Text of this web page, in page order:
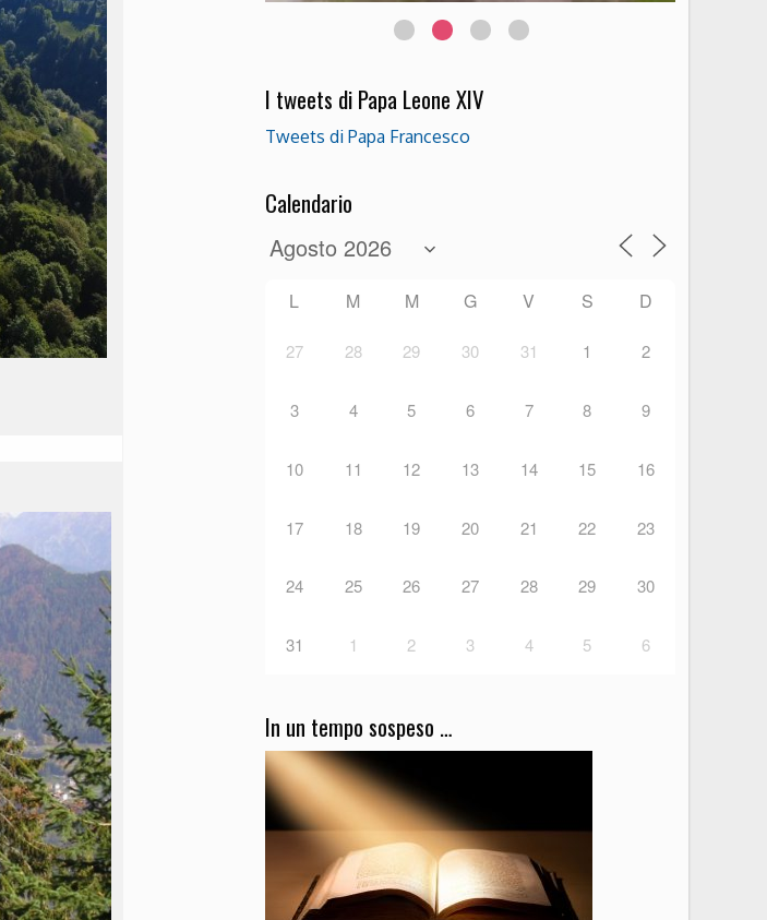
I tweets di Papa Leone XIV
Tweets di Papa Francesco
Calendario
L M M G V S D
27 28 29 30 31 1 2
3 4 5 6 7 8 9
10 11 12 13 14 15 16
17 18 19 20 21 22 23
24 25 26 27 28 29 30
31 1 2 3 4 5 6
In un tempo sospeso …